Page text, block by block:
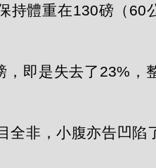
持體重在130磅（60
，即是失去了23%，
全非，小腹亦告凹陷